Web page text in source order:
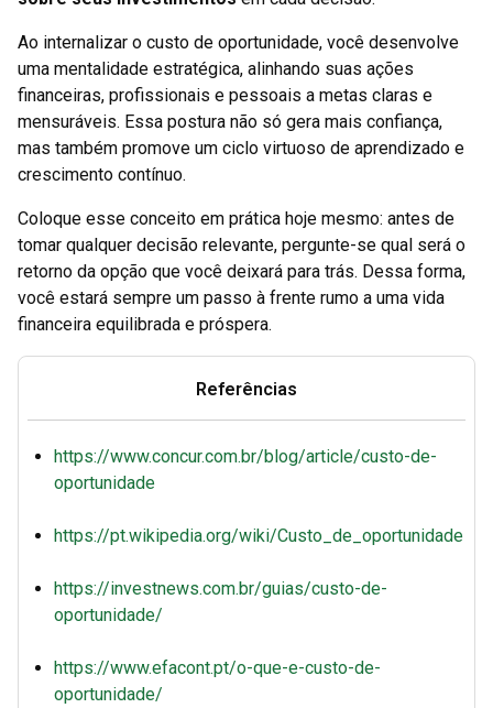
Ao internalizar o custo de oportunidade, você desenvolve
uma mentalidade estratégica, alinhando suas ações
financeiras, profissionais e pessoais a metas claras e
mensuráveis. Essa postura não só gera mais confiança,
mas também promove um ciclo virtuoso de aprendizado e
crescimento contínuo.
Coloque esse conceito em prática hoje mesmo: antes de
tomar qualquer decisão relevante, pergunte-se qual será o
retorno da opção que você deixará para trás. Dessa forma,
você estará sempre um passo à frente rumo a uma vida
financeira equilibrada e próspera.
Referências
https://www.concur.com.br/blog/article/custo-de-
oportunidade
https://pt.wikipedia.org/wiki/Custo_de_oportunidade
https://investnews.com.br/guias/custo-de-
oportunidade/
https://www.efacont.pt/o-que-e-custo-de-
oportunidade/